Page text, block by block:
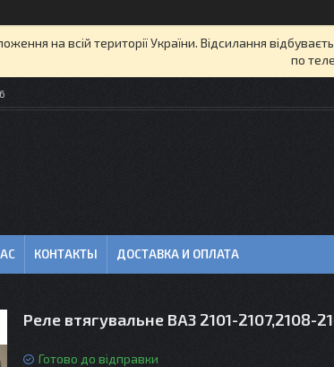
на всій території України. Відсилання
по
КОНТАКТЫ ДОСТАВКА И ОПЛАТА
Реле втягувальне ВАЗ 2101-2107,2108-
Готово до відправки